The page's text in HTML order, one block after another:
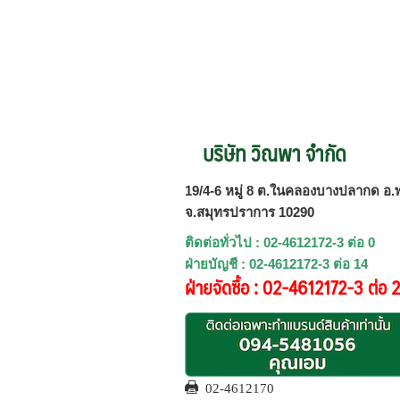
บริษัท วิณพา จำกัด
19/4-6 หมู่ 8 ต.ในคลองบางปลากด อ.
จ.สมุทรปราการ 10290
ติดต่อทั่วไป : 02-4612172-3 ต่อ 0
ฝ่ายบัญชี : 02-4612172-3 ต่อ 14
ฝ่ายจัดซื้อ : 02-4612172-3 ต่อ
02-4612170